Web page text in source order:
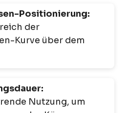
Positionierung:
der
Kurve über dem
Nutzung, um